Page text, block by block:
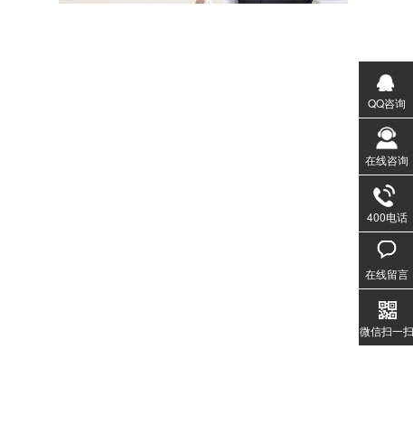
QQ咨询
在线咨询
400电话
020-
在线留言
微信扫一扫